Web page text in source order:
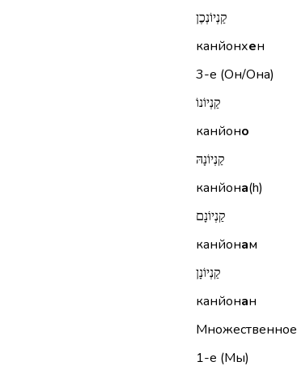
קַנְיוֹנְכֶן
канйонхен
3-е (Он/Она)
קַנְיוֹנוֹ
канйоно
קַנְיוֹנָהּ
канйона(h)
קַנְיוֹנָם
канйонам
קַנְיוֹנָן
канйонан
Множественное
1-е (Мы)